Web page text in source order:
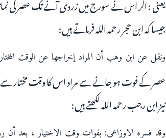
جیسا کہ ابن حجر رحمہ اللہ فرماتے ہیں:
ونقل عن ابن وهب أن المراد إخراجها عن الوقت
عصر کے فوت ہو جانے سے مراد اس کا وقت مختار
نیز ابن رجب رحمہ اللہ لکھتے ہیں:
وقد فسره الاوزاعي: بفوات وقت الاختيار ، بعد